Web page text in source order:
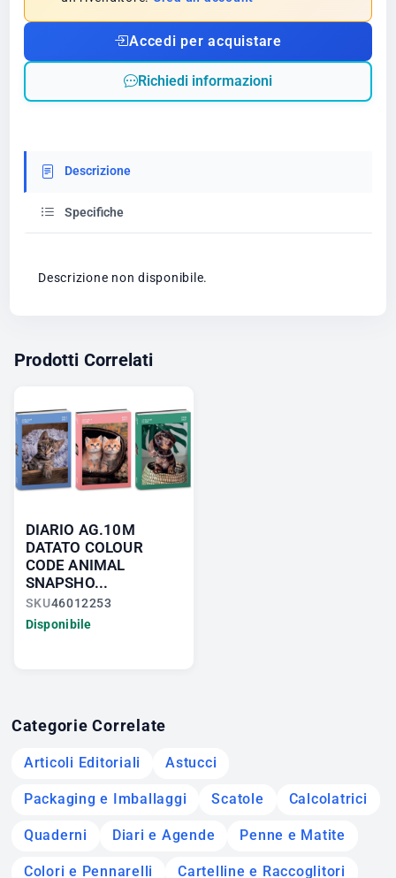
Accedi per acquistare
Richiedi informazioni
Descrizione
Specifiche
Descrizione non disponibile.
Prodotti Correlati
DIARIO AG.10M
DATATO COLOUR
CODE ANIMAL
SNAPSHO...
SKU46012253
Disponibile
Categorie Correlate
Articoli Editoriali Astucci
Packaging e Imballaggi Scatole Calcolatrici
Quaderni Diari e Agende Penne e Matite
Colori e Pennarelli Cartelline e Raccoglitori